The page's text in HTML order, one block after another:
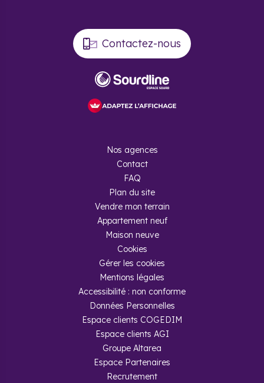
Contactez-nous
Nos agences
Contact
FAQ
Plan du site
Vendre mon terrain
Appartement neuf
Maison neuve
Cookies
Gérer les cookies
Mentions légales
Accessibilité : non conforme
Données Personnelles
Espace clients COGEDIM
Espace clients AGI
Groupe Altarea
Espace Partenaires
Recrutement